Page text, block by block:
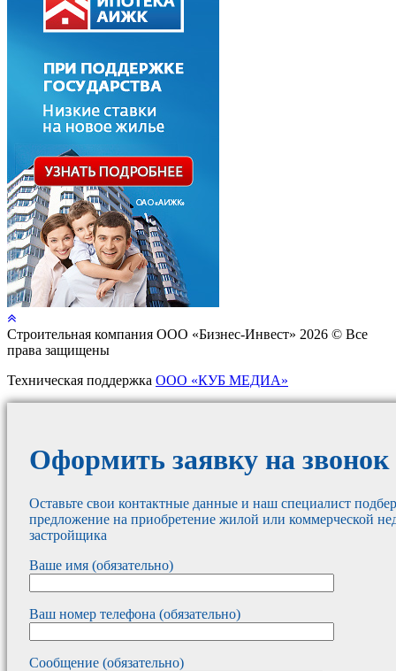
Cтроительная компания ООО «Бизнес-Инвест» 2026 © Все
права защищены
Техническая поддержка ООО «КУБ МЕДИА»
Оформить заявку на звонок
Оставьте свои контактные данные и наш специалист
предложение на приобретение жилой или коммерческой
застройщика
Ваше имя (обязательно)
Ваш номер телефона (обязательно)
Сообщение (обязательно)